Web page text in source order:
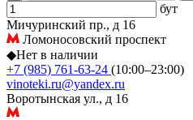
бут
Мичуринский пр., д 16
Ломоносовский проспект
◆Нет в наличии
+7 (985) 761-63-24 (10:00–23:00)
vinoteki.ru@yandex.ru
Воротынская ул., д 16